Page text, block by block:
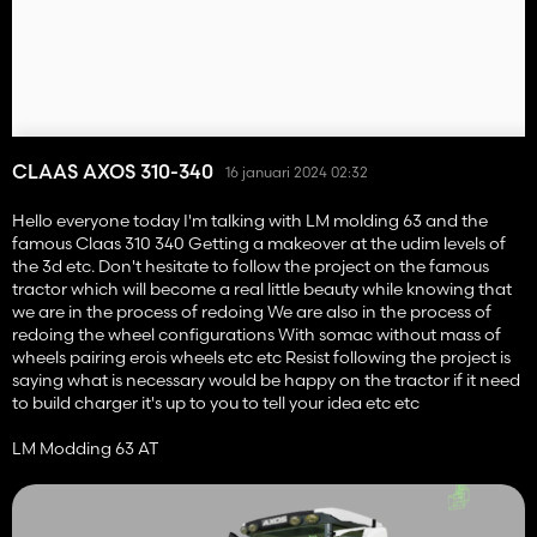
CLAAS AXOS 310-340 16 januari 2024 02:32
Hello everyone today I'm talking with LM molding 63 and the
famous Claas 310 340 Getting a makeover at the udim levels of
the 3d etc. Don't hesitate to follow the project on the famous
tractor which will become a real little beauty while knowing that
we are in the process of redoing We are also in the process of
redoing the wheel configurations With somac without mass of
wheels pairing erois wheels etc etc Resist following the project is
saying what is necessary would be happy on the tractor if it need
to build charger it's up to you to tell your idea etc etc
LM Modding 63 AT